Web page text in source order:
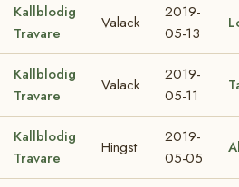
Kallblodig
Travare
Valack
2019-
05-13
Kallblodig
Travare
Valack
2019-
05-11
Kallblodig
Travare
Hingst
2019-
05-05